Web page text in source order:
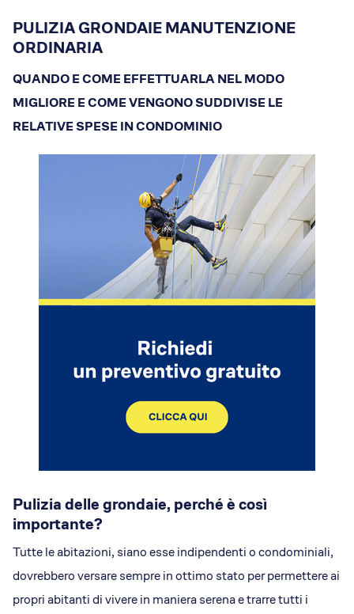
Approfondimenti
News
PULIZIA GRONDAIE MANUTENZIONE
ORDINARIA
QUANDO E COME EFFETTUARLA NEL MODO
MIGLIORE E COME VENGONO SUDDIVISE LE
RELATIVE SPESE IN CONDOMINIO
Pulizia delle grondaie, perché è così
importante?
Tutte le abitazioni, siano esse indipendenti o condominiali,
dovrebbero versare sempre in ottimo stato per permettere ai
propri abitanti di vivere in maniera serena e trarre tutti i